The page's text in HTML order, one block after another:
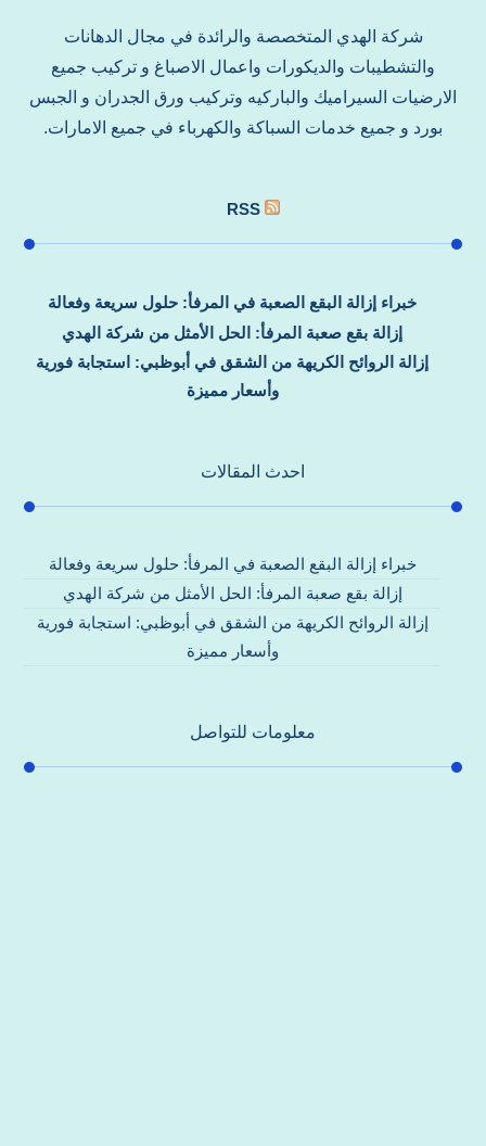
شركة الهدي المتخصصة والرائدة في مجال الدهانات
والتشطيبات والديكورات واعمال الاصباغ و تركيب جميع
الارضيات السيراميك والباركيه وتركيب ورق الجدران و الجبس
بورد و جميع خدمات السباكة والكهرباء في جميع الامارات.
RSS
خبراء إزالة البقع الصعبة في المرفأ: حلول سريعة وفعالة
إزالة بقع صعبة المرفأ: الحل الأمثل من شركة الهدي
إزالة الروائح الكريهة من الشقق في أبوظبي: استجابة فورية
وأسعار مميزة
احدث المقالات
خبراء إزالة البقع الصعبة في المرفأ: حلول سريعة وفعالة
إزالة بقع صعبة المرفأ: الحل الأمثل من شركة الهدي
إزالة الروائح الكريهة من الشقق في أبوظبي: استجابة فورية
وأسعار مميزة
معلومات للتواصل